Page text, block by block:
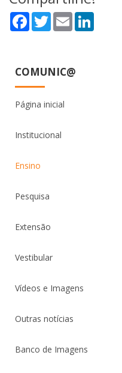
Facebook
TwitterEmail
COMUNIC@
Página inicial
Institucional
Ensino
Pesquisa
Extensão
Vestibular
Vídeos e Imagens
Outras notícias
Banco de Imagens